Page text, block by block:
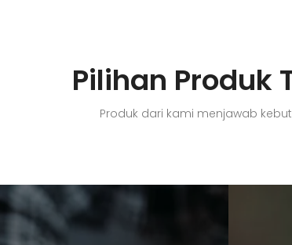
Pilihan Produk
Produk dari kami menjawab